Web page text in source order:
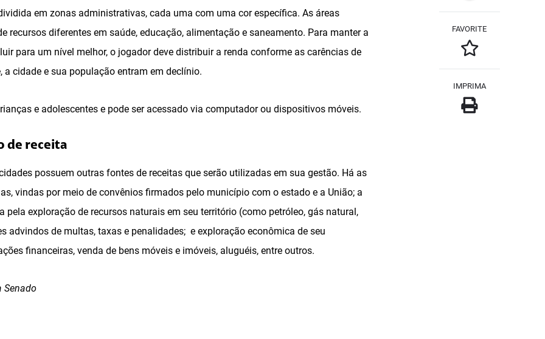
em zonas administrativas, cada uma com uma cor específica. As áreas
recursos diferentes em saúde, educação, alimentação e saneamento. Para manter a
para um nível melhor, o jogador deve distribuir a renda conforme as carências de
a cidade e sua população entram em declínio.
e adolescentes e pode ser acessado via computador ou dispositivos móveis.
de receita
possuem outras fontes de receitas que serão utilizadas em sua gestão. Há as
vindas por meio de convênios firmados pelo município com o estado e a União; a
pela exploração de recursos naturais em seu território (como petróleo, gás natural,
advindos de multas, taxas e penalidades; e exploração econômica de seu
financeiras, venda de bens móveis e imóveis, aluguéis, entre outros.
Senado
FAVORITE
IMPRIMA